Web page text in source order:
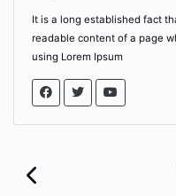
It is a long established fact
readable content of a page
using Lorem Ipsum